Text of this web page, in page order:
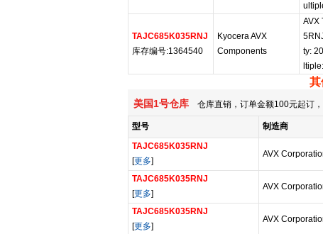
TAJC685K035RNJ
库存编号:1364540
Kyocera AVX
Components
AVX
ty:
其
美国1号仓库 仓库直销，订单金额100元起订
型号 制造商
TAJC685K035RNJ
[更多]
AVX
TAJC685K035RNJ
[更多]
AVX
TAJC685K035RNJ
[更多]
AVX